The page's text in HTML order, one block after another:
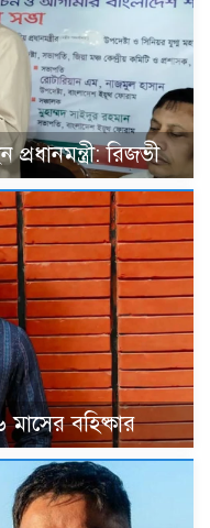
রিজভী
মাসের বহিষ্কার